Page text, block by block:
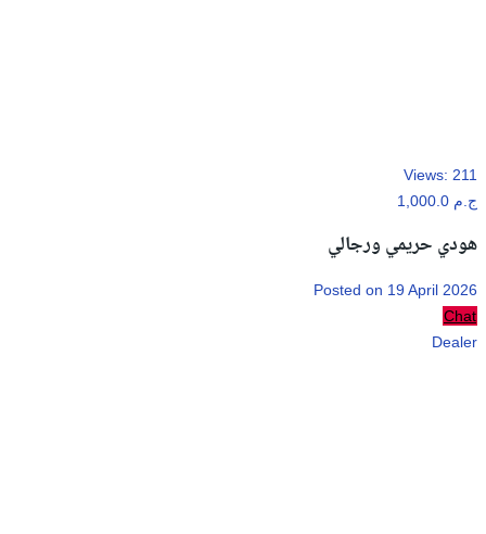
Views: 211
1,000.0 ج.م
هودي حريمي ورجالي
Posted on 19 April 2026
Chat
Dealer